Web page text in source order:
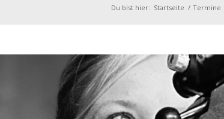
Du bist hier: Startseite / Termine